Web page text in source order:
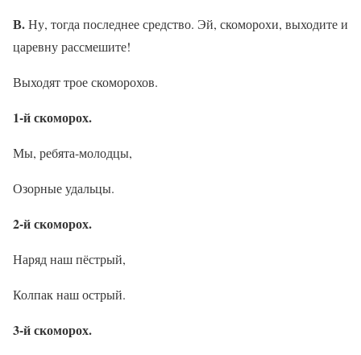
В.Ну, тогда последнее средство. Эй, скоморохи, выходите и
царевну рассмешите!
Выходят трое скоморохов.
1-й скоморох.
Мы, ребята-молодцы,
Озорные удальцы.
2-й скоморох.
Наряд наш пёстрый,
Колпак наш острый.
3-й скоморох.